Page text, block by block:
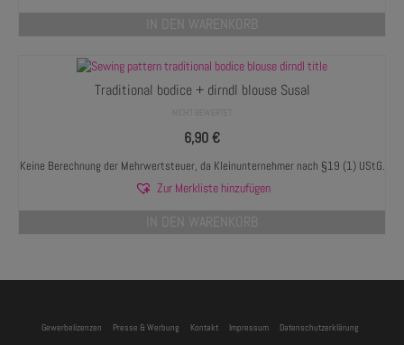
IN DEN WARENKORB
Traditional bodice + dirndl blouse Susal
6,90€
Keine Berechnung der Mehrwertsteuer, da Kleinunternehmer nach §19 (1) UStG.
Zur Merkliste hinzufügen
IN DEN WARENKORB
Gewerbelizenzen Presse & Werbung Kontakt Impressum
Datenschutzerklärung